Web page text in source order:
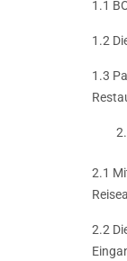
1.1
1.2
1.3
2.1
2.2